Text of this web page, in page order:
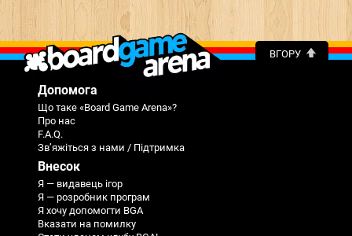
ВГОРУ
Допомога
Що таке «Board Game Arena»?
Про нас
F.A.Q.
Зв’яжіться з нами / Підтримка
Внесок
Я — видавець ігор
Я — розробник програм
Я хочу допомогти BGA
Вказати на помилку